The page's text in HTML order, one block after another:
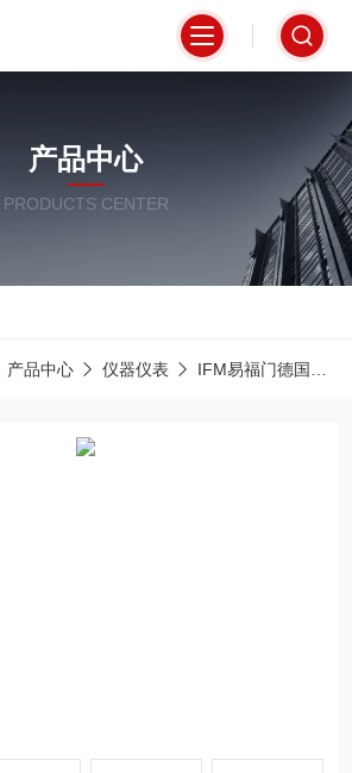
产品中心
PRODUCTS CENTER
产品中心 仪器仪表 IFM易福门德国